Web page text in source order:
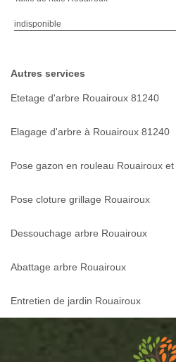
indisponible
Autres services
Etetage d'arbre Rouairoux 81240
Elagage d'arbre à Rouairoux 81240
Pose gazon en rouleau Rouairoux
Pose cloture grillage Rouairoux
Dessouchage arbre Rouairoux
Abattage arbre Rouairoux
Entretien de jardin Rouairoux